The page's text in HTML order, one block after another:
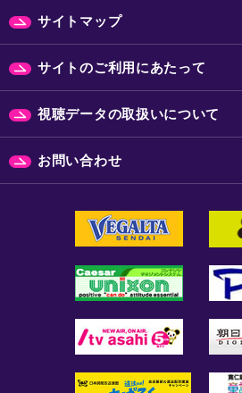
サイトマップ
サイトのご利用にあたって
視聴データの取扱いについて
お問い合わせ